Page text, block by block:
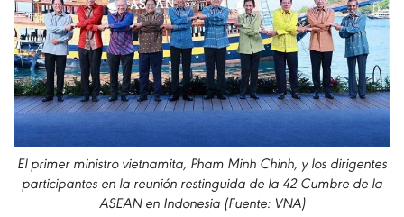
El primer ministro vietnamita, Pham Minh Chinh, y los dirigentes
participantes en la reunión restinguida de la 42 Cumbre de la
ASEAN en Indonesia (Fuente: VNA)